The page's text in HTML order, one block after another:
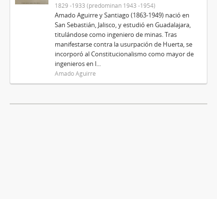
1829 -1933 (predominan 1943 -1954)
Amado Aguirre y Santiago (1863-1949) nació en
San Sebastián, Jalisco, y estudió en Guadalajara,
titulándose como ingeniero de minas. Tras
manifestarse contra la usurpación de Huerta, se
incorporó al Constitucionalismo como mayor de
ingenieros en l...
Amado Aguirre